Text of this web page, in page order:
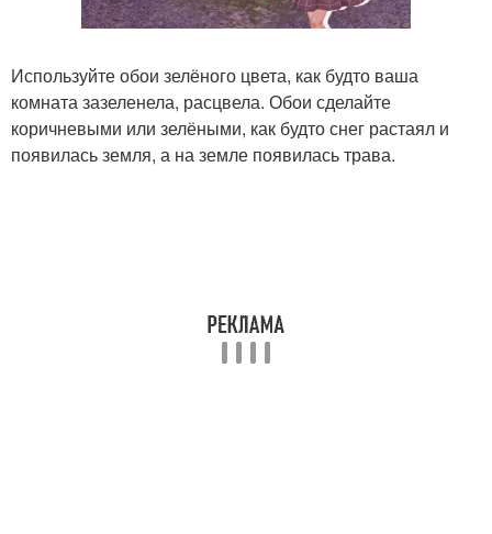
Используйте обои зелёного цвета, как будто ваша
комната зазеленела, расцвела. Обои сделайте
коричневыми или зелёными, как будто снег растаял и
появилась земля, а на земле появилась трава.